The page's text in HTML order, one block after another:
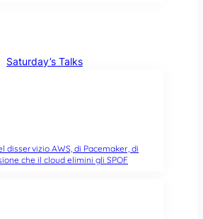
Saturday’s Talks
disservizio AWS, di Pacemaker, di
che il cloud elimini gli SPOF